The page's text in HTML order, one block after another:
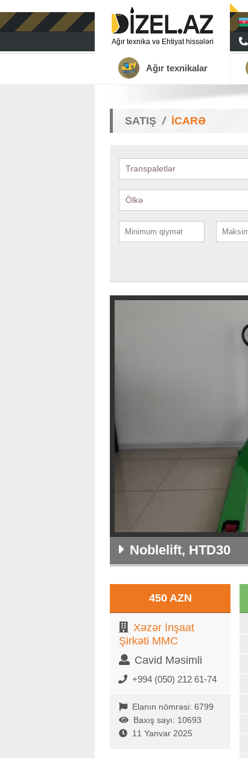
Ağır texnika və Ehtiyat hissələri
Ağır texnikalar
SATIŞ İCARƏ
Transpaletlər
Ölkə
Noblelift, HTD30
450 AZN
Xəzər İnşaat
Şirkəti MMC
Cavid Məsimli
+994 (050) 212 61-74
Elanın nömrəsi: 6799
Baxış sayı: 10693
11 Yanvar 2025